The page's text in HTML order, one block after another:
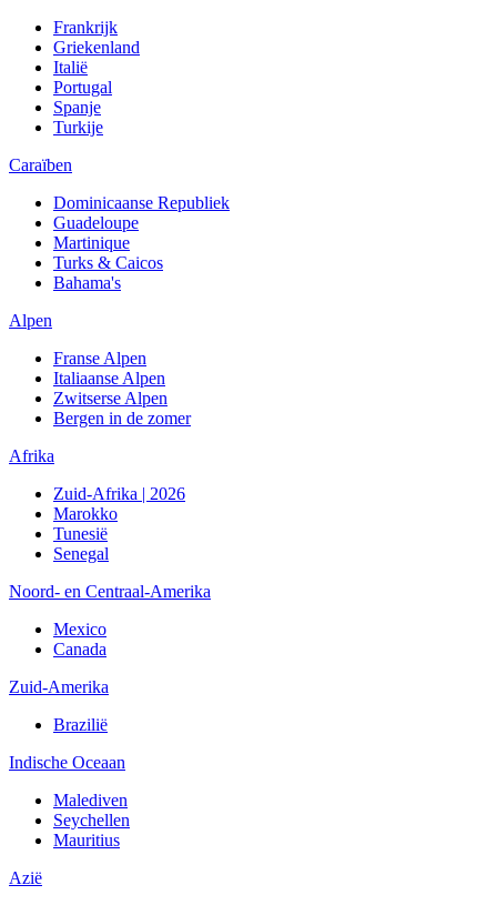
Frankrijk
Griekenland
Italië
Portugal
Spanje
Turkije
Caraïben
Dominicaanse Republiek
Guadeloupe
Martinique
Turks & Caicos
Bahama's
Alpen
Franse Alpen
Italiaanse Alpen
Zwitserse Alpen
Bergen in de zomer
Afrika
Zuid-Afrika | 2026
Marokko
Tunesië
Senegal
Noord- en Centraal-Amerika
Mexico
Canada
Zuid-Amerika
Brazilië
Indische Oceaan
Malediven
Seychellen
Mauritius
Azië